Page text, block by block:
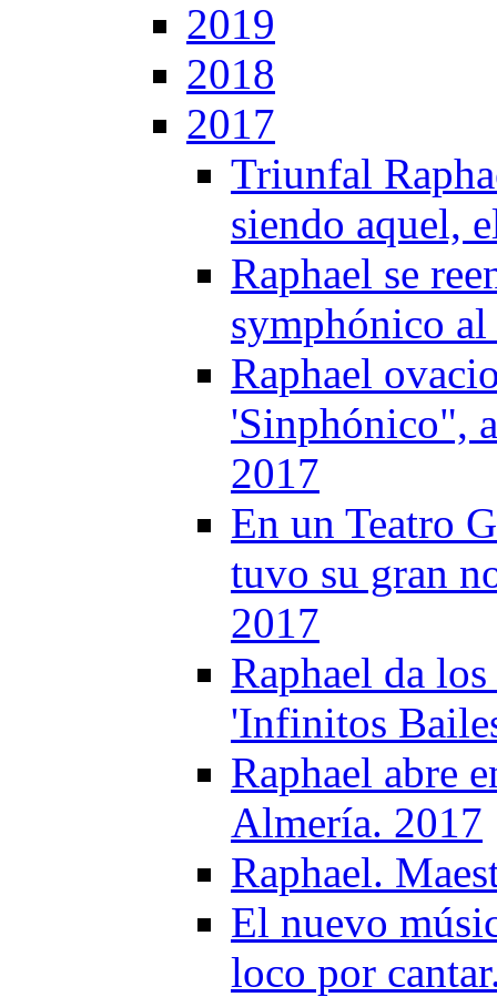
2019
2018
2017
Triunfal
siendo aquel,
Raphael se
symphónico
Raphael
'Sinphónico",
2017
En un Teatro
tuvo su gran
2017
Raphael da
'Infinitos
Raphael abre
Almería. 2017
Raphael.
El nuevo
loco por